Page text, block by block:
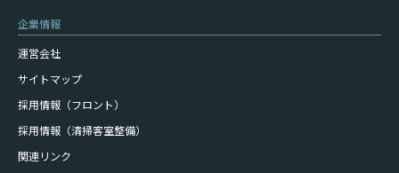
企業情報
運営会社
サイトマップ
採用情報（フロント）
採用情報（清掃客室整備）
関連リンク